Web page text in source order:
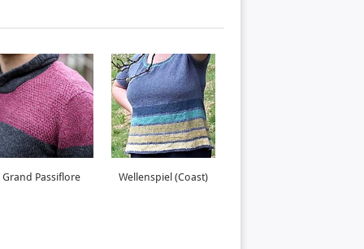
Grand Passiflore Wellenspiel (Coast)